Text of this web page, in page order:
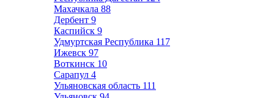
Махачкала 88
Дербент 9
Каспийск 9
Удмуртская Республика 117
Ижевск 97
Воткинск 10
Сарапул 4
Ульяновская область 111